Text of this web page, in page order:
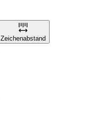
Zeichenabstand